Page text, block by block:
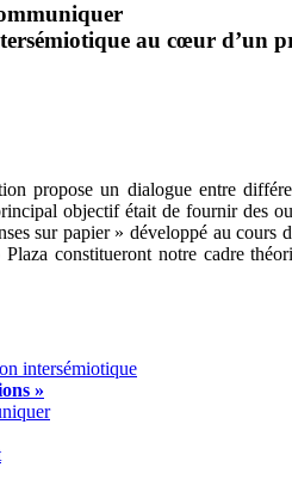
au cœur d’un
propose un dialogue entre
objectif était de fournir des
sur papier » développé au
constitueront notre cadre
intersémiotique
»